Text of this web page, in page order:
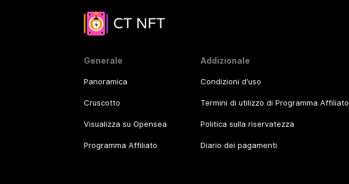
Generale
Panoramica
Cruscotto
Visualizza su Opensea
Programma Affiliato
Addizionale
Condizioni d'uso
Termini di utilizzo di Programma Affiliato
Politica sulla riservatezza
Diario dei pagamenti